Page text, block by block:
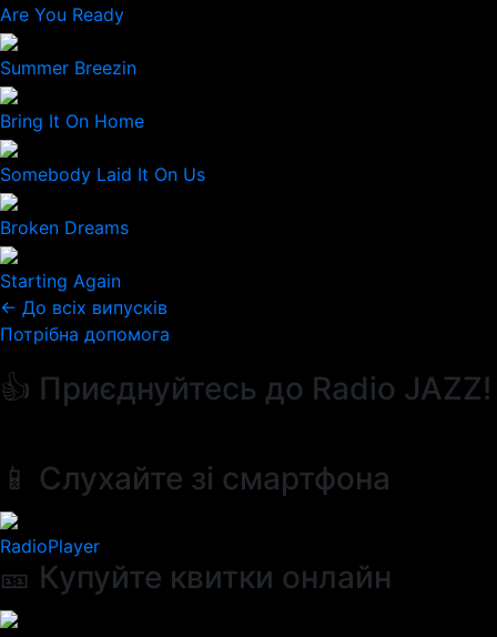
Are You Ready
Summer Breezin
Bring It On Home
Somebody Laid It On Us
Broken Dreams
Starting Again
← До всіх випусків
Потрібна допомога
👍 Приєднуйтесь до Radio JAZZ!
📱 Слухайте зі смартфона
RadioPlayer
🎫 Купуйте квитки онлайн